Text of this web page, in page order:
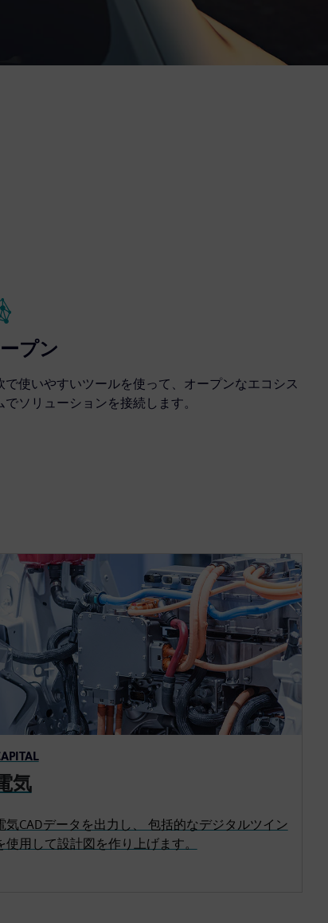
プン
で使いやすいツールを使って、オープンなエコシス
でソリューションを接続します。
気
気CADデータを出力し、 包括的なデジタルツイン
使用して設計図を作り上げます。